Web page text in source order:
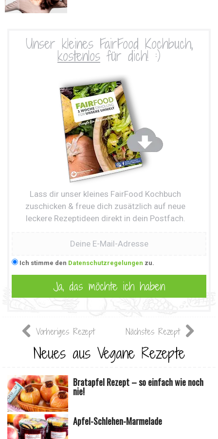
Unser kleines FairFood Kochbuch,
kostenlos für dich! :)
Lass dir unser kleines FairFood Kochbuch
zuschicken & freue dich zusätzlich auf neue
leckere Rezeptideen direkt in dein Postfach.
Ich stimme den Datenschutzregelungen zu.
Vorheriges Rezept Nächstes Rezept
Neues aus Vegane Rezepte
Bratapfel Rezept – so einfach wie noch
nie!
Apfel-Schlehen-Marmelade